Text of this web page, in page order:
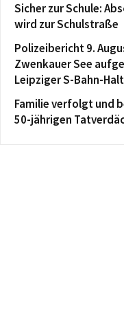
Sicher zur Schule:
wird zur Schulstraße
Polizeibericht 9.
Zwenkauer See
Leipziger S-Bahn-
Familie verfolgt und
50-jährigen